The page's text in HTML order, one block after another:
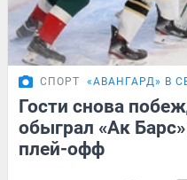
СПОРТ «АВАНГАРД» В
Гости снова
обыграл «Ак
плей-офф